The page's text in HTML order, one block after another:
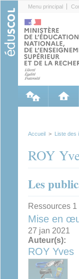
Menu principal
Accueil > Liste des
ROY
Les
Ressources 1
Mise en
27 jan 2021
Auteur(s):
ROY Yves